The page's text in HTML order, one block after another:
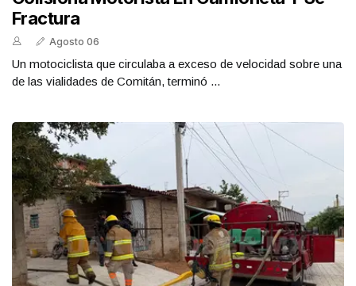
Fractura
Agosto 06
Un motociclista que circulaba a exceso de velocidad sobre una
de las vialidades de Comitán, terminó ...